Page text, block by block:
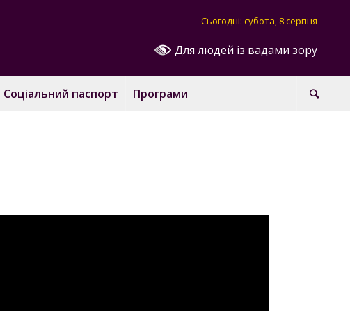
Для людей із вадами зору
Сьогодні: субота, 8 серпня
Соціальний паспорт Програми